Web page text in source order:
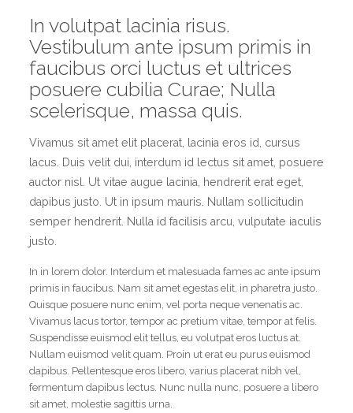
In volutpat lacinia risus.
Vestibulum ante ipsum primis in
faucibus orci luctus et ultrices
posuere cubilia Curae; Nulla
scelerisque, massa quis.
Vivamus sit amet elit placerat, lacinia eros id, cursus
lacus. Duis velit dui, interdum id lectus sit amet, posuere
auctor nisl. Ut vitae augue lacinia, hendrerit erat eget,
dapibus justo. Ut in ipsum mauris. Nullam sollicitudin
semper hendrerit. Nulla id facilisis arcu, vulputate iaculis
justo.
In in lorem dolor. Interdum et malesuada fames ac ante ipsum
primis in faucibus. Nam sit amet egestas elit, in pharetra justo.
Quisque posuere nunc enim, vel porta neque venenatis ac.
Vivamus lacus tortor, tempor ac pretium vitae, tempor at felis.
Suspendisse euismod elit tellus, eu volutpat eros luctus at.
Nullam euismod velit quam. Proin ut erat eu purus euismod
dapibus. Pellentesque eros libero, varius placerat nibh vel,
fermentum dapibus lectus. Nunc nulla nunc, posuere a libero
sit amet, molestie sagittis urna.